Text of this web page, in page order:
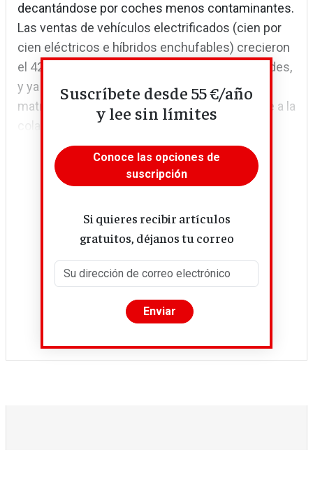
decantándose por coches menos contaminantes.
Las ventas de vehículos electrificados (cien por
cien eléctricos e híbridos enchufables) crecieron
el 42,1% el año pasado, hasta las 82.999 unidades,
y ya suponen el 10% de las nuevas
matriculaciones. Pese al avance, España sigue a la
cola en el proceso de...
Suscríbete desde 55 €/año
y lee sin límites
Conoce las opciones de
suscripción
Si quieres recibir artículos
gratuitos, déjanos tu correo